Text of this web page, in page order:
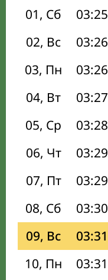
01, Сб 03:25
02, Вс
03:26
03, Пн
03:26
04, Вт
03:27
05, Ср
03:28
06, Чт
03:29
07, Пт
03:29
08, Сб
03:30
09, Вс
03:31
10, Пн
03:31